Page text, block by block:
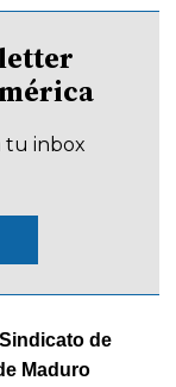
tu inbox
de
Maduro